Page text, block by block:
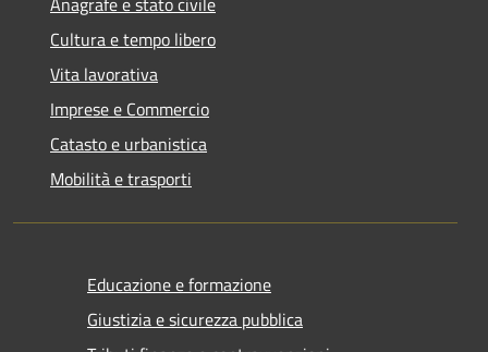
Cultura e tempo libero
Vita lavorativa
Imprese e Commercio
Catasto e urbanistica
Mobilità e trasporti
Educazione e formazione
Giustizia e sicurezza pubblica